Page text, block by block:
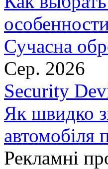
Сучасна
Сер. 2026
Security
Як швидко
автомобіля
Рекламні